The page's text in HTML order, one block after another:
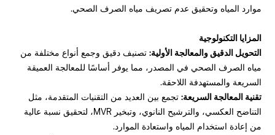
موارد المياه وتحقيق عدم تصريف مياه الصرف الصحي.
المزايا التكنولوجية
التحويل الدقيق والمعالجة الأولية: تصنيف دقيق وجمع أنواع مختلفة من
مياه الصرف الصحي في المصدر، مما يوفر أساسًا للمعالجة العميقة
السريعة والمستهدفة اللاحقة.
تقنية المعالجة السريعة: تجمع بين العديد من التقنيات المتقدمة، مثل
التناضح العكسي، والترشيح النانوي، وتبخير MVR، لتحقيق نسبة عالية
من إعادة استخدام المياه واستعادة الموارد.